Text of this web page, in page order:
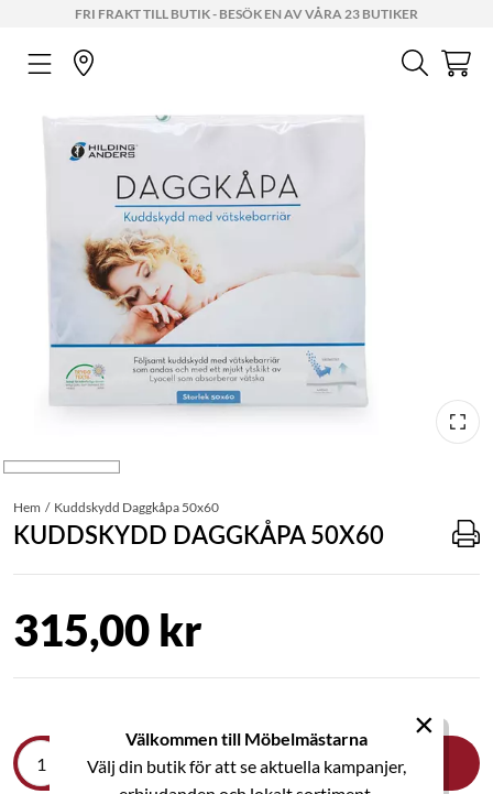
FRI FRAKT TILL BUTIK - BESÖK EN AV VÅRA 23 BUTIKER
Välkommen till Möbelmästarna
Välj din butik för att se aktuella kampanjer,
×
Hem Kuddskydd Daggkåpa 50x60
KUDDSKYDD DAGGKÅPA 50X60
315,00 kr
LÄGG I VARUKORGEN